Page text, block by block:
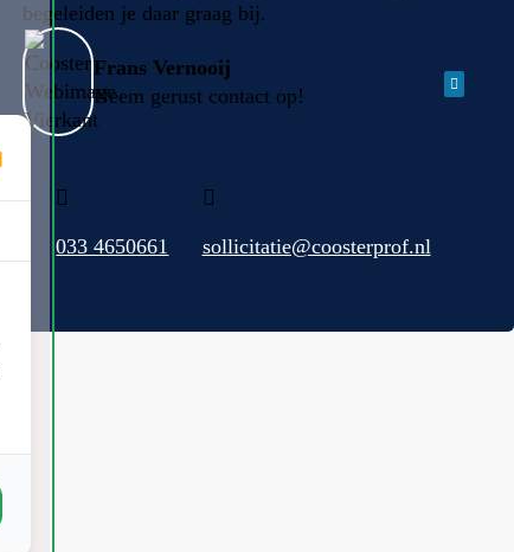
begeleiden je daar graag bij.
Frans Vernooij
Neem gerust contact op!
033 4650661 sollicitatie@coosterprof.nl